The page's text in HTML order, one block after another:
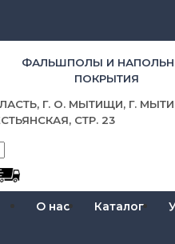
ФАЛЬШПОЛЫ И
ПОКРЫТИЯ
Г. О. МЫТИЩИ, Г.
СТР. 23
О нас Каталог